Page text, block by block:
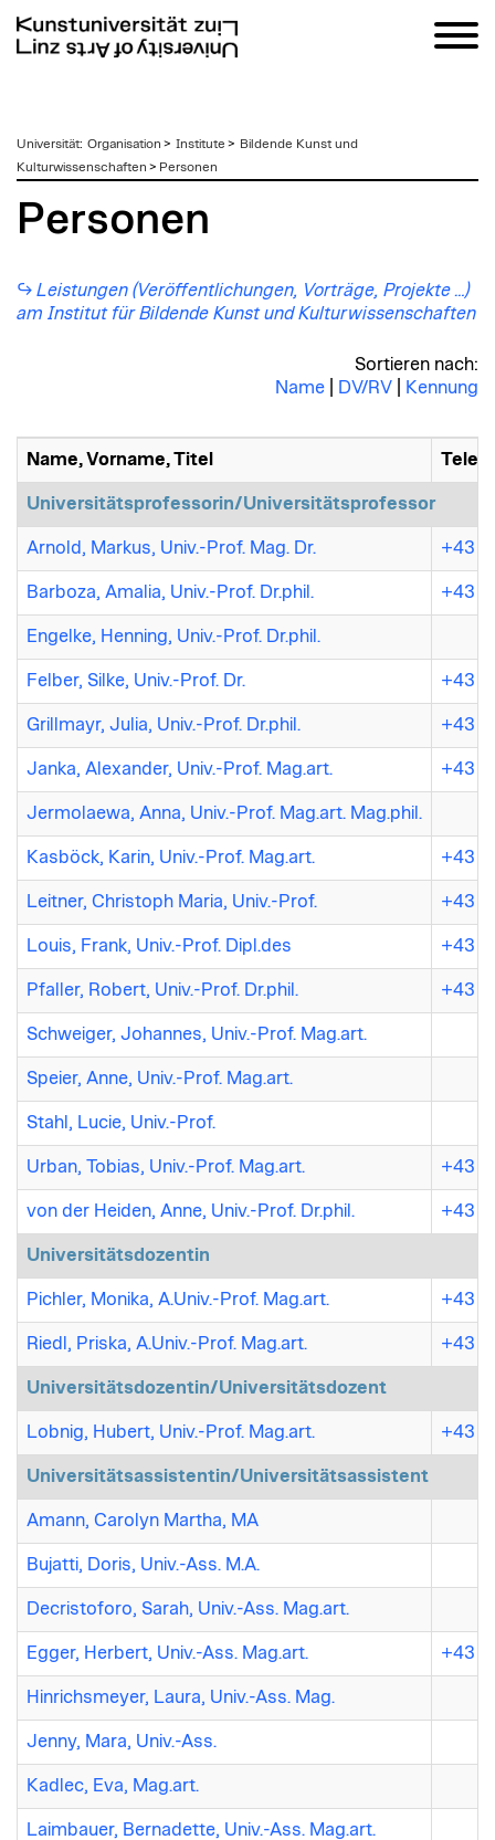
zum
Inhalt
Universität: Organisation > Institute > Bildende Kunst und
Kulturwissenschaften > Personen
Personen
Leistungen (Veröffentlichungen, Vorträge, Projekte …)
am Institut für Bildende Kunst und Kulturwissenschaften
Sortieren nach:
Name
DV/RV Kennung
Name, Vorname, Titel
Universitätsprofessorin/Universitätsprofessor
Arnold, Markus, Univ.-Prof. Mag. Dr. +43
Barboza, Amalia, Univ.-Prof. Dr.phil. +43
Engelke, Henning, Univ.-Prof. Dr.phil.
Felber, Silke, Univ.-Prof. Dr. +43
Grillmayr, Julia, Univ.-Prof. Dr.phil. +43
Janka, Alexander, Univ.-Prof. Mag.art. +43
Jermolaewa, Anna, Univ.-Prof. Mag.art. Mag.phil.
Kasböck, Karin, Univ.-Prof. Mag.art. +43
Leitner, Christoph Maria, Univ.-Prof. +43
Louis, Frank, Univ.-Prof. Dipl.des +43
Pfaller, Robert, Univ.-Prof. Dr.phil. +43
Schweiger, Johannes, Univ.-Prof. Mag.art.
Speier, Anne, Univ.-Prof. Mag.art.
Stahl, Lucie, Univ.-Prof.
Urban, Tobias, Univ.-Prof. Mag.art. +43
von der Heiden, Anne, Univ.-Prof. Dr.phil. +43
Universitätsdozentin
Pichler, Monika, A.Univ.-Prof. Mag.art. +43
Riedl, Priska, A.Univ.-Prof. Mag.art. +43
Universitätsdozentin/Universitätsdozent
Lobnig, Hubert, Univ.-Prof. Mag.art. +43
Universitätsassistentin/Universitätsassistent
Amann, Carolyn Martha, MA
Bujatti, Doris, Univ.-Ass. M.A.
Decristoforo, Sarah, Univ.-Ass. Mag.art.
Egger, Herbert, Univ.-Ass. Mag.art. +43
Hinrichsmeyer, Laura, Univ.-Ass. Mag.
Jenny, Mara, Univ.-Ass.
Kadlec, Eva, Mag.art.
Laimbauer, Bernadette, Univ.-Ass. Mag.art.